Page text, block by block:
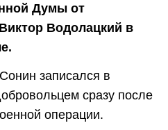
Думы от
Водолацкий в
записался в
сразу после
операции.